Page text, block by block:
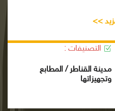
>>
التصنيفات :
مدينة القناطر / المطابع
وتجهيزاتها